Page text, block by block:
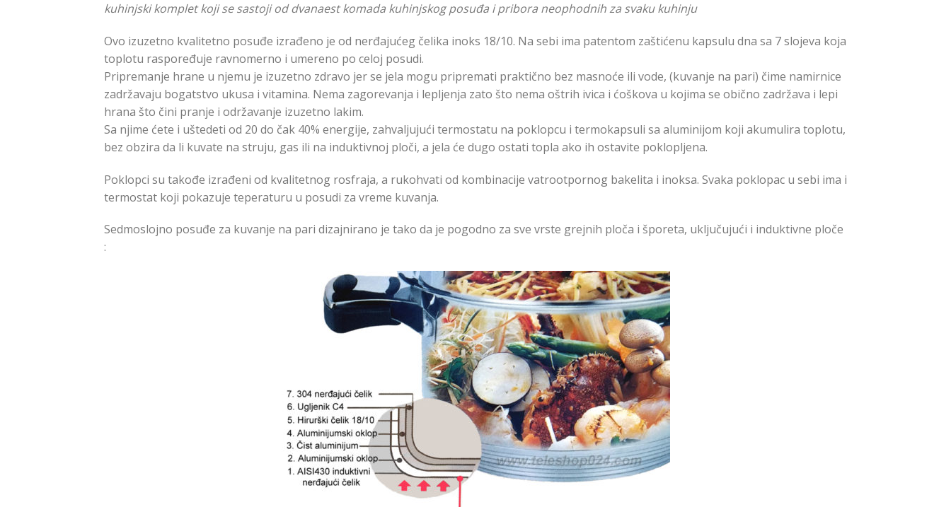
kuhinjski komplet koji se sastoji od dvanaest komada kuhinjskog posuđa i pribora neophodnih za svaku kuhinju
Ovo izuzetno kvalitetno posuđe izrađeno je od nerđajućeg čelika inoks 18/10. Na sebi ima patentom zaštićenu kapsulu dna sa 7 slojeva koja
toplotu raspoređuje ravnomerno i umereno po celoj posudi.
Pripremanje hrane u njemu je izuzetno zdravo jer se jela mogu pripremati praktično bez masnoće ili vode, (kuvanje na pari) čime namirnice
zadržavaju bogatstvo ukusa i vitamina. Nema zagorevanja i lepljenja zato što nema oštrih ivica i ćoškova u kojima se obično zadržava i lepi
hrana što čini pranje i održavanje izuzetno lakim.
Sa njime ćete i uštedeti od 20 do čak 40% energije, zahvaljujući termostatu na poklopcu i termokapsuli sa aluminijom koji akumulira toplotu,
bez obzira da li kuvate na struju, gas ili na induktivnoj ploči, a jela će dugo ostati topla ako ih ostavite poklopljena.
Poklopci su takođe izrađeni od kvalitetnog rosfraja, a rukohvati od kombinacije vatrootpornog bakelita i inoksa. Svaka poklopac u sebi ima i
termostat koji pokazuje teperaturu u posudi za vreme kuvanja.
Sedmoslojno posuđe za kuvanje na pari dizajnirano je tako da je pogodno za sve vrste grejnih ploča i šporeta, uključujući i induktivne ploče
: